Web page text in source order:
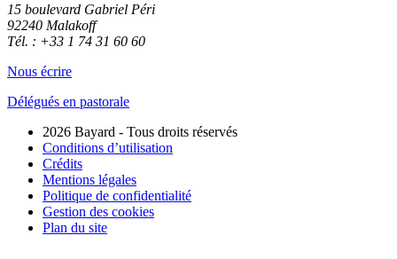
15 boulevard Gabriel Péri
92240 Malakoff
Tél. : +33 1 74 31 60 60
Nous écrire
Délégués en pastorale
2026 Bayard - Tous droits réservés
Conditions d’utilisation
Crédits
Mentions légales
Politique de confidentialité
Gestion des cookies
Plan du site